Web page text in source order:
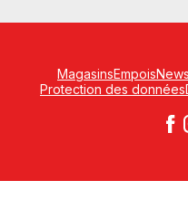
MagasinsEmpois
Protection des données